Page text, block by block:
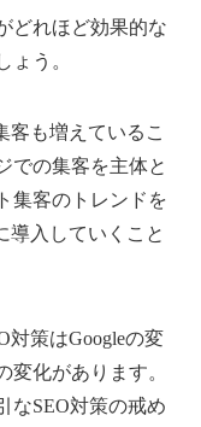
どれほど効果的な
ょう。
客も増えているこ
での集客を主体と
集客のトレンドを
導入していくこと
対策はGoogleの変
化があります。
なSEO対策の戒め